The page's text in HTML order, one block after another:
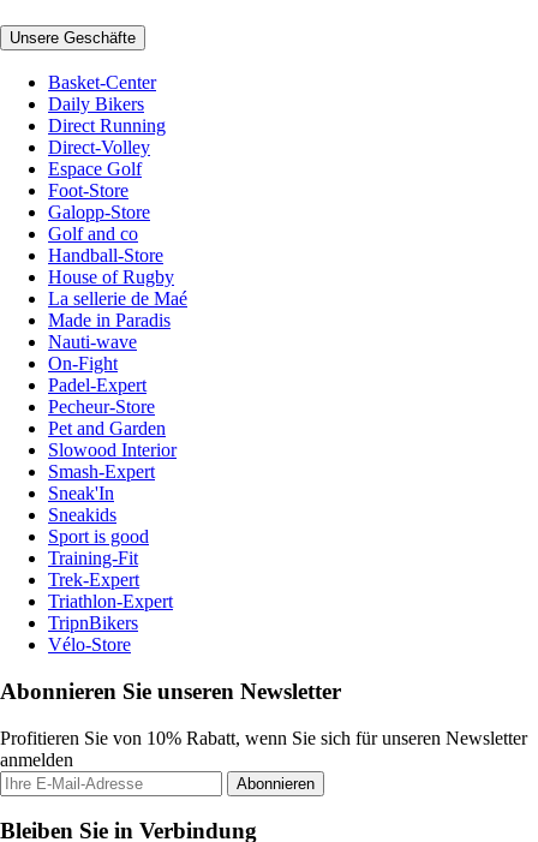
Unsere Geschäfte
Basket-Center
Daily Bikers
Direct Running
Direct-Volley
Espace Golf
Foot-Store
Galopp-Store
Golf and co
Handball-Store
House of Rugby
La sellerie de Maé
Made in Paradis
Nauti-wave
On-Fight
Padel-Expert
Pecheur-Store
Pet and Garden
Slowood Interior
Smash-Expert
Sneak'In
Sneakids
Sport is good
Training-Fit
Trek-Expert
Triathlon-Expert
TripnBikers
Vélo-Store
Abonnieren Sie unseren Newsletter
Profitieren Sie von 10% Rabatt, wenn Sie sich für unseren Newsletter
anmelden
Abonnieren
Bleiben Sie in Verbindung